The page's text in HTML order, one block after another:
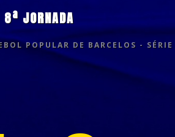
8ª JORNADA
POPULAR DE BARCELOS -